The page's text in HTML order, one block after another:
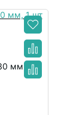
мм, 1